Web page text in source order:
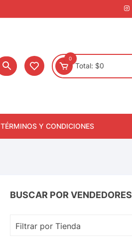
0
Total: $0
TÉRMINOS Y CONDICIONES
BUSCAR POR VENDEDORES
Filtrar por Tienda